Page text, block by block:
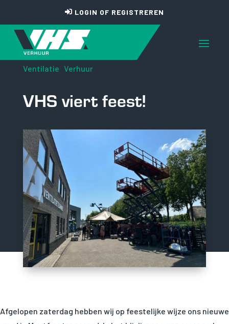
LOGIN OF REGISTREREN
Ventilatie Verhuur
VHS viert feest!
Afgelopen zaterdag hebben wij op feestelijke wijze ons nieuwe